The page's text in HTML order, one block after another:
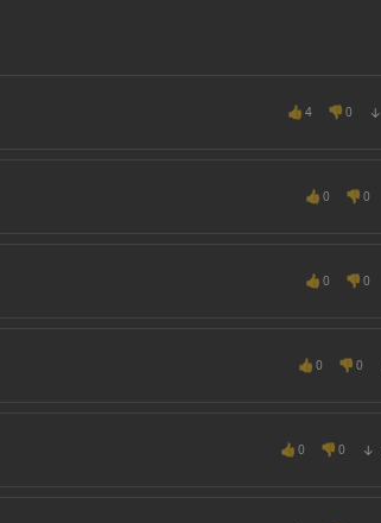
👍 4 👎 0 ↓
👍 0 👎 0
👍 0 👎 0
👍 0 👎 0
👍 0 👎 0 ↓